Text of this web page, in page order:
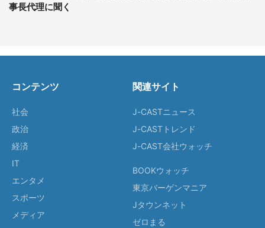
事長代理に聞く
コンテンツ
社会
政治
経済
IT
エンタメ
スポーツ
メディア
関連サイト
J-CASTニュース
J-CASTトレンド
J-CAST会社ウォッチ
BOOKウォッチ
東京バーゲンマニア
Jタウンネット
ゼロまる